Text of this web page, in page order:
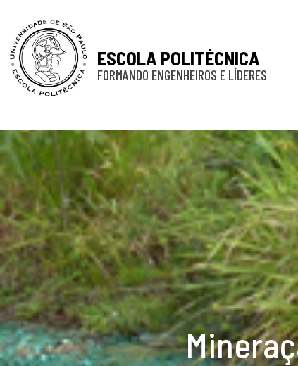
ESCOLA POLITÉCNICA
FORMANDO ENGENHEIROS E LÍDERES